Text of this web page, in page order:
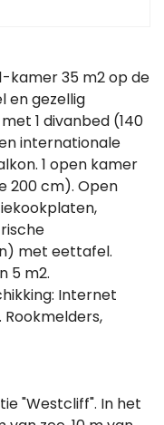
kamer 35 m2 op de
en gezellig
1 divanbed (140
internationale
1 open kamer
200 cm). Open
met eettafel.
5 m2.
Internet
Rookmelders,
"Westcliff". In het